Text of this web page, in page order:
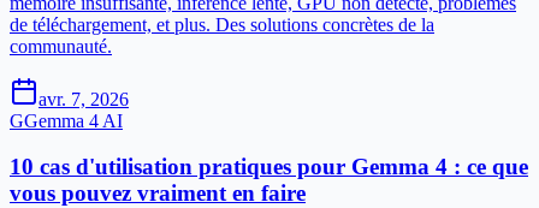
de téléchargement, et plus. Des solutions concrètes de la
communauté.
avr. 7, 2026
GGemma 4 AI
10 cas d'utilisation pratiques pour Gemma 4 : ce que
vous pouvez vraiment en faire